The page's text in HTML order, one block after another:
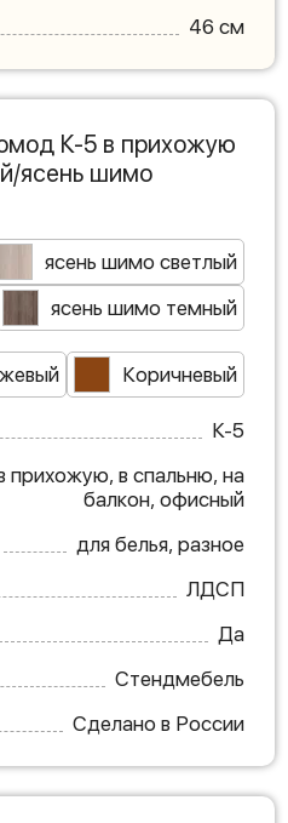
46 см
К-5 в прихожую
ясень шимо
ясень шимо светлый
ясень шимо темный
Коричневый
К-5
прихожую, в спальню, на
балкон, офисный
для белья, разное
ЛДСП
Да
Стендмебель
Сделано в России